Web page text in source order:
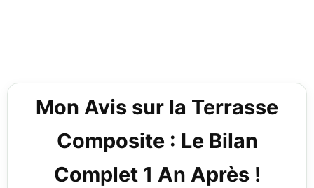
Mon Avis sur la Terrasse
Composite : Le Bilan
Complet 1 An Après !